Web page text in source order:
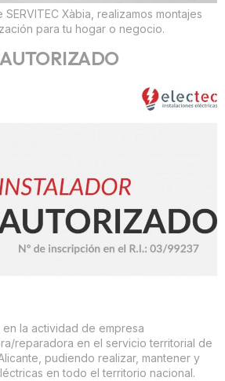
Xàbia, realizamos montajes
para tu hogar o negocio.
la actividad de empresa
reparadora en el servicio territorial de
pudiendo realizar, mantener y
en todo el territorio nacional.